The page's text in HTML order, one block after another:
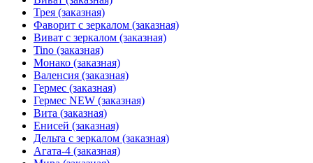
Трея (заказная)
Фаворит с зеркалом (заказная)
Виват с зеркалом (заказная)
Tino (заказная)
Монако (заказная)
Валенсия (заказная)
Гермес (заказная)
Гермес NEW (заказная)
Вита (заказная)
Енисей (заказная)
Дельта с зеркалом (заказная)
Агата-4 (заказная)